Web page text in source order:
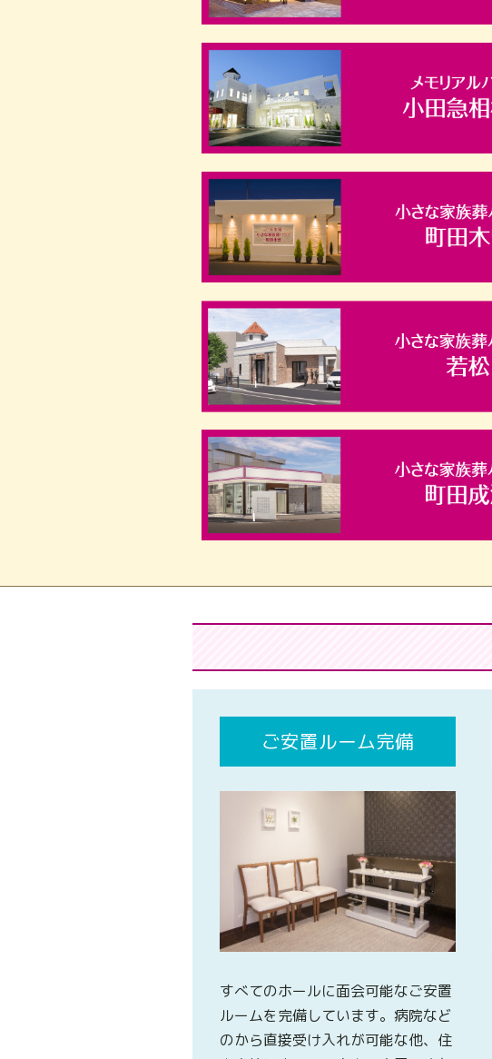
ご安置ルーム完備
すべてのホールに面会可能なご安置
ルームを完備しています。病院など
のから直接受け入れが可能な他、住